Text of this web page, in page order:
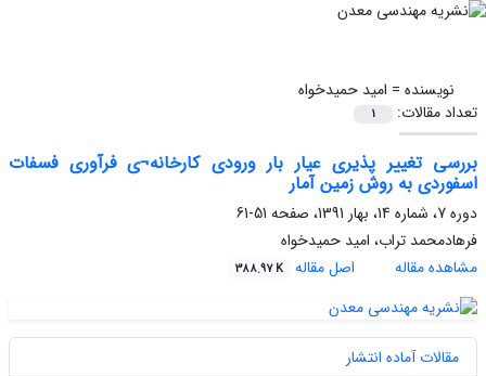
نویسنده = امید حمیدخواه
تعداد مقالات:
1
بررسی تغییر پذیری عیار بار ورودی کارخانه¬ی فرآوری فسفات
اسفوردی به روش زمین آمار
دوره 7، شماره 14، بهار 1391، صفحه
51-61
فرهادمحمد تراب، امید حمیدخواه
مشاهده مقاله
اصل مقاله 388.97 K
مقالات آماده انتشار